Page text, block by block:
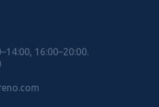
16:00–20:00.